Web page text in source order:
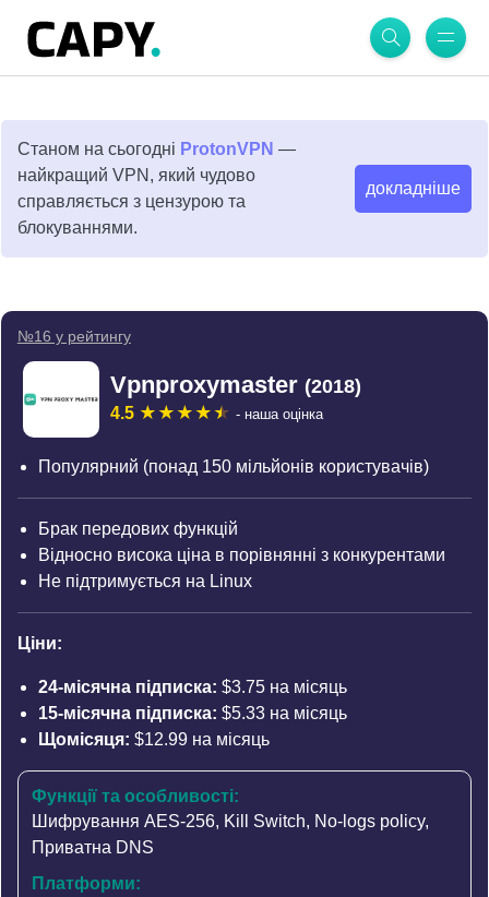
Станом на сьогодні ProtonVPN —
найкращий VPN, який чудово
справляється з цензурою та
блокуваннями.
докладніше
№16 у рейтингу
Vpnproxymaster (2018)
4.5 - наша оцінка
Популярний (понад 150 мільйонів користувачів)
Брак передових функцій
Відносно висока ціна в порівнянні з конкурентами
Не підтримується на Linux
Ціни:
24-місячна підписка: $3.75 на місяць
15-місячна підписка: $5.33 на місяць
Щомісяця: $12.99 на місяць
Функції та особливості:
Шифрування AES-256, Kill Switch, No-logs policy,
Приватна DNS
Платформи: